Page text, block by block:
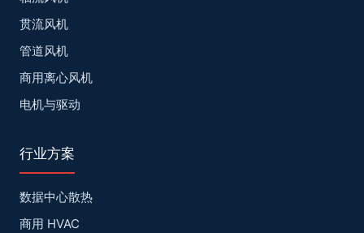
贯流风机
管道风机
商用离心风机
电机与驱动
行业方案
数据中心散热
商用 HVAC